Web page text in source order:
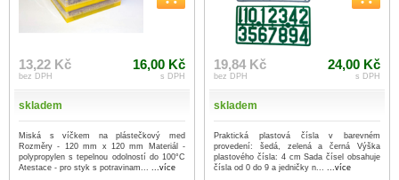
13,22 Kč
bez DPH
16,00 Kč
s DPH
skladem
Miská s víčkem na plástečkový med
Rozměry - 120 mm x 120 mm Materiál -
polypropylen s tepelnou odolností do 100°C
Atestace - pro styk s potravinam... ...více
19,84 Kč
bez DPH
24,00 Kč
s DPH
skladem
Praktická plastová čísla v barevném
provedení: šedá, zelená a černá Výška
plastového čísla: 4 cm Sada čísel obsahuje
čísla od 0 do 9 a jedničky n... ...více